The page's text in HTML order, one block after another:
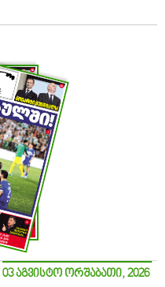
03 აგვისტო ორშაბათი, 2026